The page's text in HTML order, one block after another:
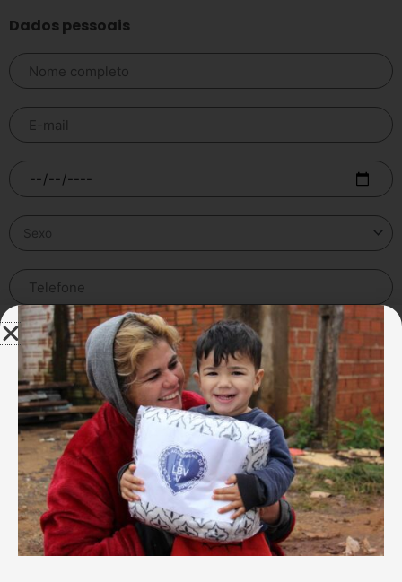
Dados pessoais
Li e concordo que minhas informações serão tratas de
acordo com o Aviso de Privacidade da LBV
Forma de pagamento
Cartão de crédito PIX